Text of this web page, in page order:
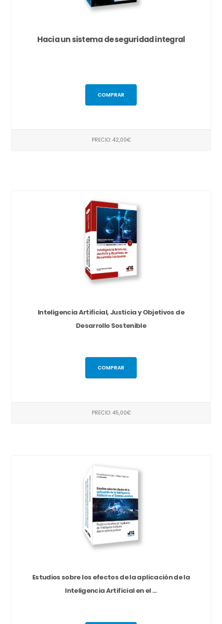
Hacia un sistema de seguridad integral
COMPRAR
PRECIO: 42,00€
Inteligencia Artificial, Justicia y Objetivos de
Desarrollo Sostenible
COMPRAR
PRECIO: 45,00€
Estudios sobre los efectos de la aplicación de la
Inteligencia Artificial en el ...